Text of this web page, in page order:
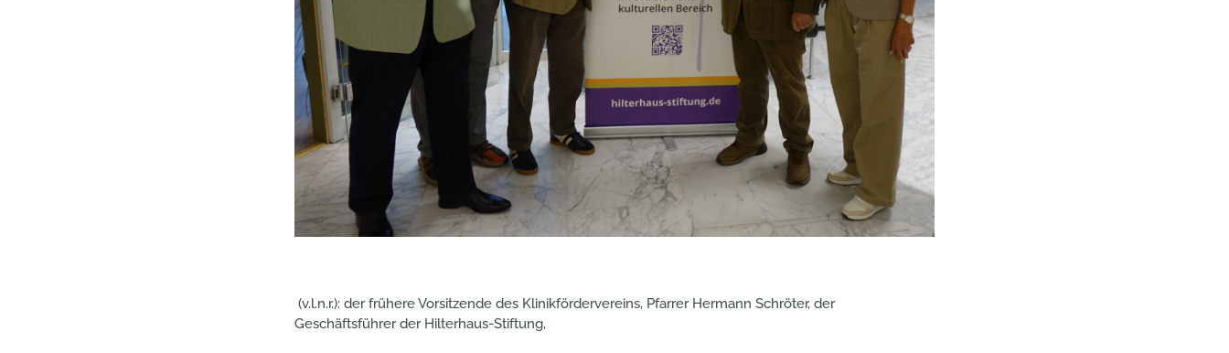
(v.l.n.r.): der frühere Vorsitzende des Klinikfördervereins, Pfarrer Hermann Schröter, der
Geschäftsführer der Hilterhaus-Stiftung,